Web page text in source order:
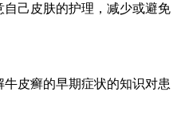
己皮肤的护理，减少或避免
皮癣的早期症状的知识对患